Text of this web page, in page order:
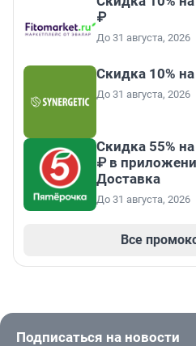
₽
До 31 августа, 2026
Скидка 10%
До 31 августа, 2026
Скидка 55%
₽ в
Доставка
До 31 августа, 2026
Все
Подписаться на новости